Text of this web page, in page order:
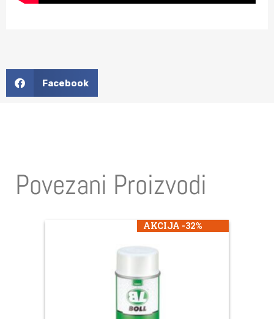
Facebook
Povezani Proizvodi
AKCIJA -32%